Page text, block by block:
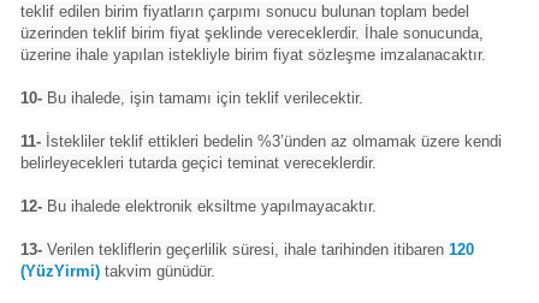
teklif edilen birim fiyatların çarpımı sonucu bulunan toplam bedel
üzerinden teklif birim fiyat şeklinde vereceklerdir. İhale sonucunda,
üzerine ihale yapılan istekliyle birim fiyat sözleşme imzalanacaktır.
10- Bu ihalede, işin tamamı için teklif verilecektir.
11- İstekliler teklif ettikleri bedelin %3’ünden az olmamak üzere kendi
belirleyecekleri tutarda geçici teminat vereceklerdir.
12- Bu ihalede elektronik eksiltme yapılmayacaktır.
13- Verilen tekliflerin geçerlilik süresi, ihale tarihinden itibaren 120
(YüzYirmi) takvim günüdür.